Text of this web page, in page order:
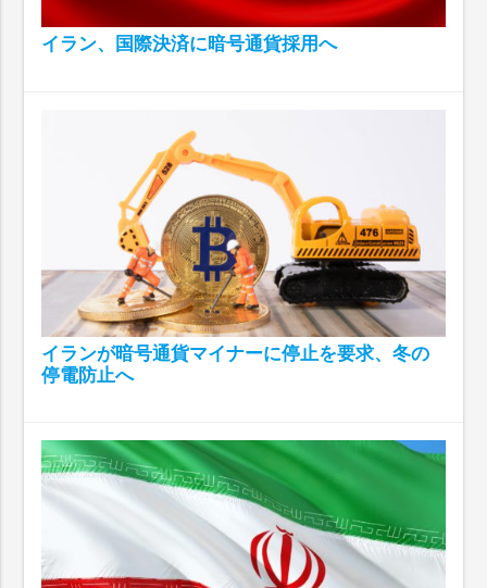
イラン、国際決済に暗号通貨採用へ
イランが暗号通貨マイナーに停止を要求、冬の
停電防止へ